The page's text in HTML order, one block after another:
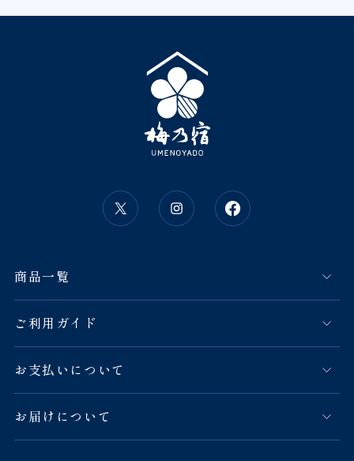
商品一覧
ご利用ガイド
お支払いについて
お届けについて